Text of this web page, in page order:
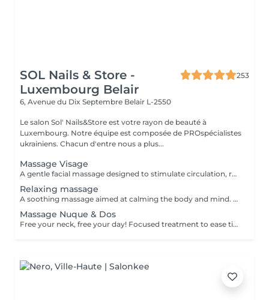
SOL Nails & Store -
Luxembourg Belair
253
6, Avenue du Dix Septembre Belair L-2550
Le salon Sol' Nails&Store est votre rayon de beauté à
Luxembourg. Notre équipe est composée de PROspécialistes
ukrainiens. Chacun d'entre nous a plus...
Massage Visage
A gentle facial massage designed to stimulate circulation, relax facial tension and enhance the natural glow of the skin. The treatment can help the face look fresher, more rested and more radiant. Result: relaxed facial features, improved skin freshness and a healthy glow. Recommended frequency: once a week or every 2 weeks.
Relaxing massage
A soothing massage aimed at calming the body and mind. Gentle, flowing movements help reduce stress, ease muscular tension and create a deep sense of relaxation. Result: improved well-being, reduced stress and a peaceful, rebalanced feeling. Recommended frequency: once a week or as often as needed for relaxation.
Massage Nuque & Dos
Free your neck, free your day! Focused treatment to ease tightness, tension headaches, and stiffness in the neck and shoulders. You work in the office, spending long hours at a desk or looking at screens. THIS MASSAGE IS FOR YOU! Restores movement and reduces pain.